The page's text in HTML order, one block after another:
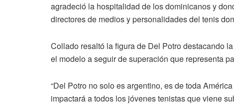
agradeció la hospitalidad de los dominicanos y
directores de medios y personalidades del tenis
Collado resaltó la figura de Del Potro destacando
el modelo a seguir de superación que representa
“Del Potro no solo es argentino, es de toda
impactará a todos los jóvenes tenistas que viene